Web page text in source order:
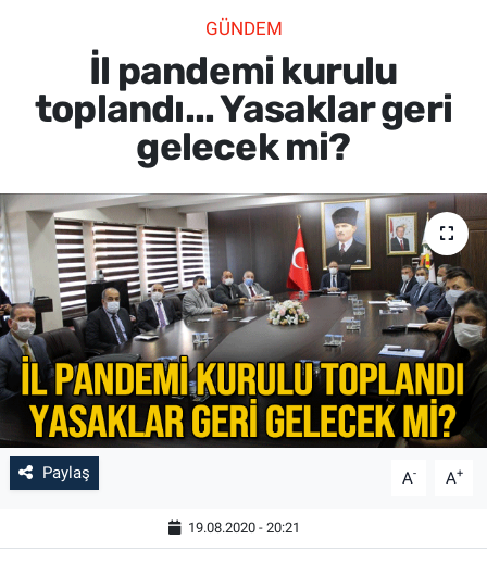
GÜNDEM
İl pandemi kurulu
toplandı... Yasaklar geri
gelecek mi?
Paylaş A- A+
19.08.2020 - 20:21
SPOR